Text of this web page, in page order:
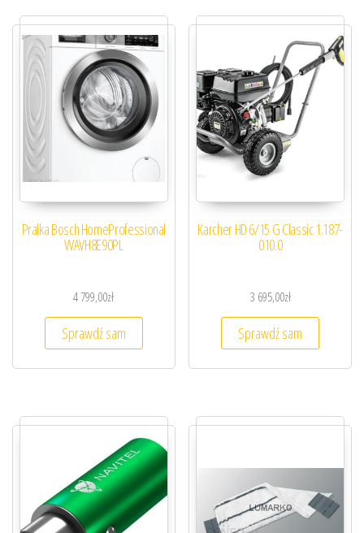
Pralka Bosch HomeProfessional
WAVH8E90PL
4 799,00zł
Sprawdź sam
Karcher HD 6/15 G Classic 1.187-
010.0
3 695,00zł
Sprawdź sam